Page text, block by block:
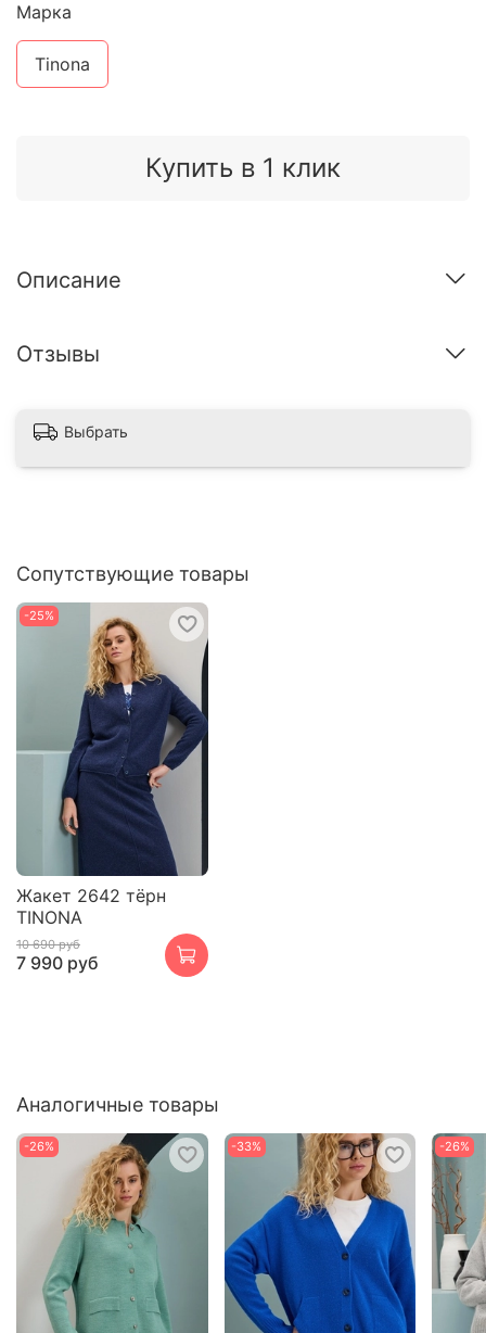
Купить в 1 клик
Марка
Tinona
Описание
Отзывы
Выбрать
Сопутствующие товары
-25%
Жакет 2642 тёрн
TINONA
10 690 руб
7 990 руб
Аналогичные товары
-26% -33% -26%